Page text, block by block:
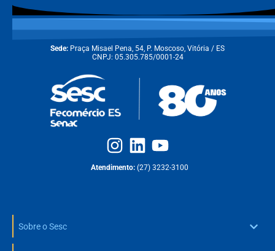
Sede: Praça Misael Pena, 54, P. Moscoso, Vitória / ES
CNPJ: 05.305.785/0001-24
Atendimento: (27) 3232-3100
Sobre o Sesc